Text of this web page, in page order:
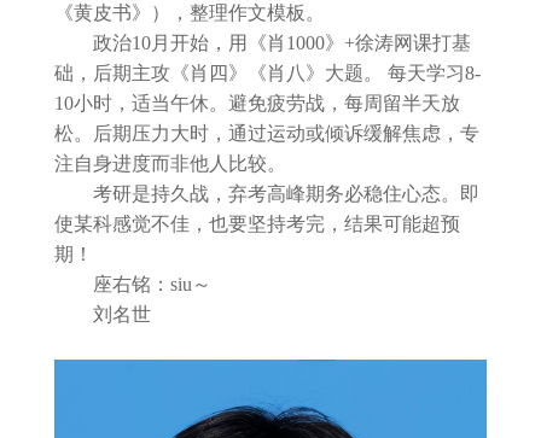
《黄皮书》），整理作文模板。
政治10月开始，用《肖1000》+徐涛网课打基
础，后期主攻《肖四》《肖八》大题。 每天学习8-
10小时，适当午休。避免疲劳战，每周留半天放
松。后期压力大时，通过运动或倾诉缓解焦虑，专
注自身进度而非他人比较。
考研是持久战，弃考高峰期务必稳住心态。即
使某科感觉不佳，也要坚持考完，结果可能超预
期！
座右铭：siu～
刘名世